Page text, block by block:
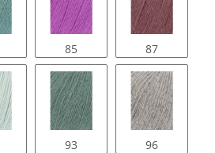
85 87
93 96